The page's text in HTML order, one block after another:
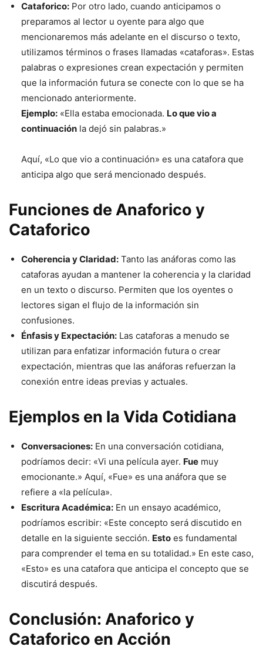
Cataforico: Por otro lado, cuando anticipamos o
preparamos al lector u oyente para algo que
mencionaremos más adelante en el discurso o texto,
utilizamos términos o frases llamadas «cataforas». Estas
palabras o expresiones crean expectación y permiten
que la información futura se conecte con lo que se ha
mencionado anteriormente.
Ejemplo: «Ella estaba emocionada. Lo que vio a
continuación la dejó sin palabras.»
Aquí, «Lo que vio a continuación» es una catafora que
anticipa algo que será mencionado después.
Funciones de Anaforico y
Cataforico
Coherencia y Claridad: Tanto las anáforas como las
cataforas ayudan a mantener la coherencia y la claridad
en un texto o discurso. Permiten que los oyentes o
lectores sigan el flujo de la información sin
confusiones.
Énfasis y Expectación: Las cataforas a menudo se
utilizan para enfatizar información futura o crear
expectación, mientras que las anáforas refuerzan la
conexión entre ideas previas y actuales.
Ejemplos en la Vida Cotidiana
Conversaciones: En una conversación cotidiana,
podríamos decir: «Vi una película ayer. Fue muy
emocionante.» Aquí, «Fue» es una anáfora que se
refiere a «la película».
Escritura Académica: En un ensayo académico,
podríamos escribir: «Este concepto será discutido en
detalle en la siguiente sección. Esto es fundamental
para comprender el tema en su totalidad.» En este caso,
«Esto» es una catafora que anticipa el concepto que se
discutirá después.
Conclusión: Anaforico y
Cataforico en Acción